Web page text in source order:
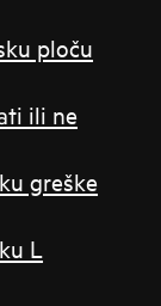
ploču
ili ne
greške
L